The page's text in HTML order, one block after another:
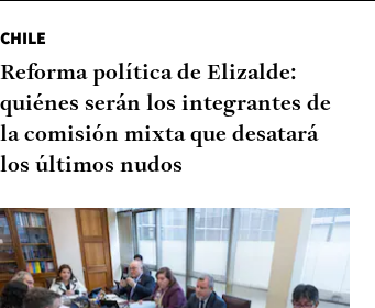
CHILE
Reforma política de Elizalde:
quiénes serán los integrantes de
la comisión mixta que desatará
los últimos nudos